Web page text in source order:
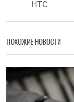
HTC
ПОХОЖИЕ НОВОСТИ